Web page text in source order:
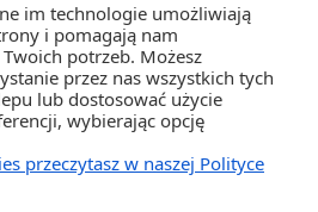
ZAKUPY
POMOC
im technologie umożliwiają
i pomagają nam
potrzeb. Możesz
przez nas wszystkich tych
lub dostosować użycie
wybierając opcję
przeczytasz w naszej Polityce